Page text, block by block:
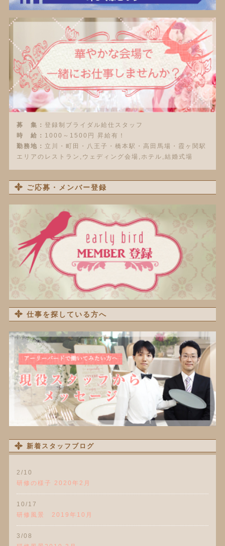
募 集： 登録制ブライダル給仕スタッフ
時 給： 1000～1500円 昇給有！
勤務地： 立川・町田・八王子・橋本駅・高田馬場・霞ヶ関駅
エリアのレストラン,ウェディング会場,ホテル,結婚式場
ご応募・メンバー登録
仕事を探している方へ
新着スタッフブログ
2/10
研修の様子 2020年2月
10/17
研修風景 2019年10月
3/08